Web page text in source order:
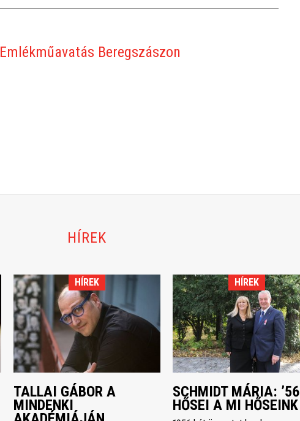
Emlékműavatás Beregszászon
HÍREK
HÍREK
TALLAI GÁBOR A
MINDENKI
HÍREK
SCHMIDT MÁRIA: ’56
HŐSEI A MI HŐSEINK